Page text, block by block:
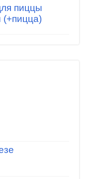
пиццы
(+пицца)